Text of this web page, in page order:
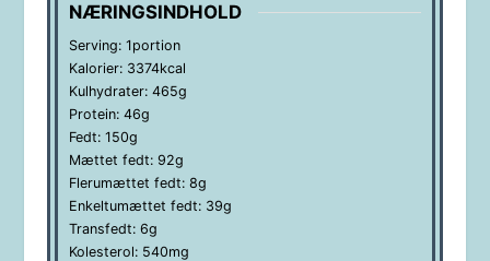
NÆRINGSINDHOLD
Serving: 1portion
Kalorier: 3374kcal
Kulhydrater: 465g
Protein: 46g
Fedt: 150g
Mættet fedt: 92g
Flerumættet fedt: 8g
Enkeltumættet fedt: 39g
Transfedt: 6g
Kolesterol: 540mg